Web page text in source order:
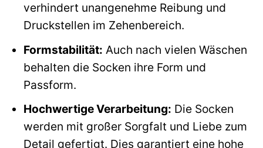
verhindert unangenehme Reibung und
Druckstellen im Zehenbereich.
Formstabilität: Auch nach vielen Wäschen
behalten die Socken ihre Form und
Passform.
Hochwertige Verarbeitung: Die Socken
werden mit großer Sorgfalt und Liebe zum
Detail gefertigt. Dies garantiert eine hohe